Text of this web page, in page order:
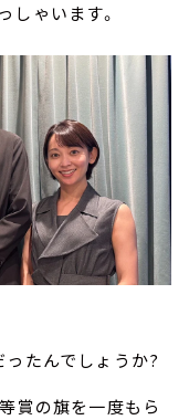
しゃいます。
ったんでしょうか?
賞の旗を一度もら